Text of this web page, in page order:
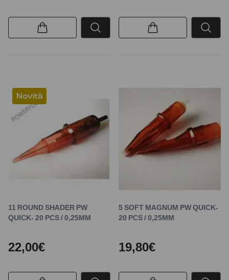
Novità
11 ROUND SHADER PW
QUICK- 20 PCS / 0,25MM
22,00€
5 SOFT MAGNUM PW QUICK-
20 PCS / 0,25MM
19,80€